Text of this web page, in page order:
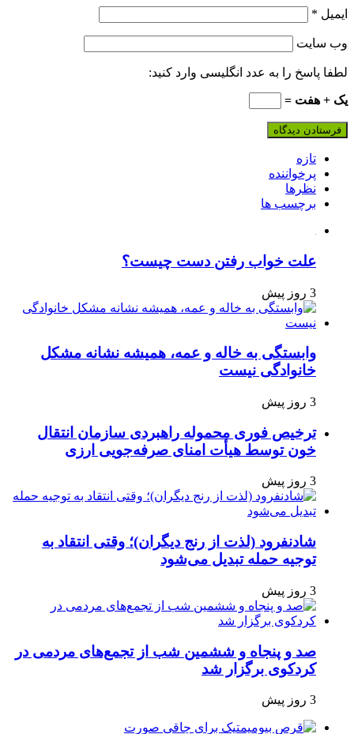
ایمیل *
وب‌ سایت
لطفا پاسخ را به عدد انگلیسی وارد کنید:
یک + هفت =
تازه
پرخواننده
نظرها
برچسب ها
علت خواب رفتن دست چیست؟
3 روز پیش
وابستگی به خاله و عمه، همیشه نشانه مشکل
خانوادگی نیست
3 روز پیش
ترخیص فوری محموله راهبردی سازمان انتقال
خون توسط هیأت امنای صرفه‌جویی ارزی
3 روز پیش
شادنفرود (لذت از رنج دیگران)؛ وقتی انتقاد به
توجیه حمله تبدیل می‌شود
3 روز پیش
صد و پنجاه‌ و ششمین شب از تجمع‌های مردمی در
کردکوی برگزار شد
3 روز پیش